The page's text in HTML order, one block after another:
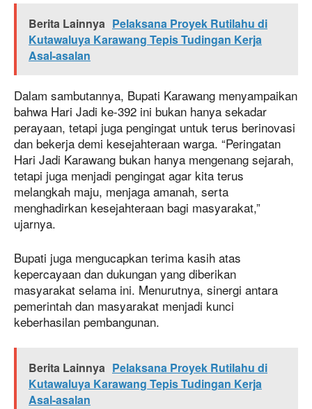
Berita Lainnya Pelaksana Proyek Rutilahu di
Kutawaluya Karawang Tepis Tudingan Kerja
Asal-asalan
Dalam sambutannya, Bupati Karawang menyampaikan
bahwa Hari Jadi ke-392 ini bukan hanya sekadar
perayaan, tetapi juga pengingat untuk terus berinovasi
dan bekerja demi kesejahteraan warga. “Peringatan
Hari Jadi Karawang bukan hanya mengenang sejarah,
tetapi juga menjadi pengingat agar kita terus
melangkah maju, menjaga amanah, serta
menghadirkan kesejahteraan bagi masyarakat,”
ujarnya.
Bupati juga mengucapkan terima kasih atas
kepercayaan dan dukungan yang diberikan
masyarakat selama ini. Menurutnya, sinergi antara
pemerintah dan masyarakat menjadi kunci
keberhasilan pembangunan.
Berita Lainnya Pelaksana Proyek Rutilahu di
Kutawaluya Karawang Tepis Tudingan Kerja
Asal-asalan